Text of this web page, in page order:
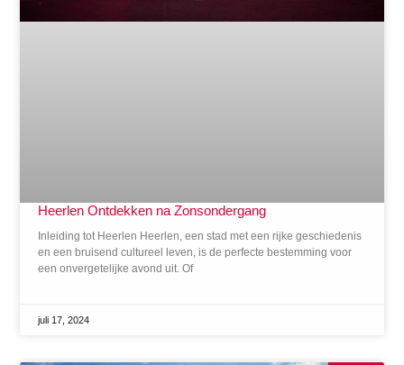
Heerlen Ontdekken na Zonsondergang
Inleiding tot Heerlen Heerlen, een stad met een rijke geschiedenis
en een bruisend cultureel leven, is de perfecte bestemming voor
een onvergetelijke avond uit. Of
juli 17, 2024